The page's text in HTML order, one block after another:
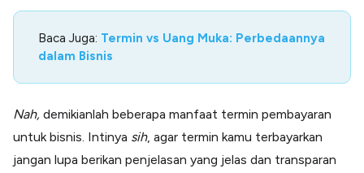
Baca Juga: Termin vs Uang Muka: Perbedaannya
dalam Bisnis
Nah, demikianlah beberapa manfaat termin pembayaran
untuk bisnis. Intinya sih, agar termin kamu terbayarkan
jangan lupa berikan penjelasan yang jelas dan transparan